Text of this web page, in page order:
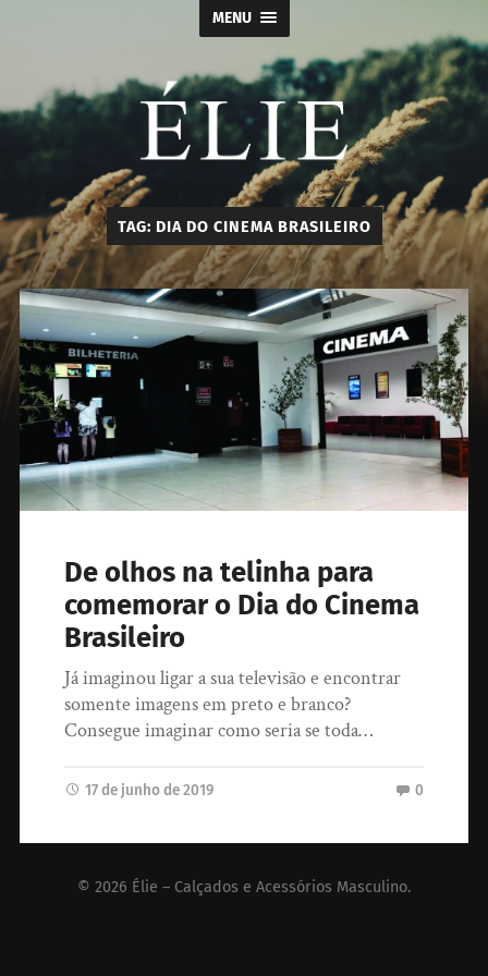
MENU
Élie
-
Calçados
e
Acessórios
Masculino
TAG: DIA DO CINEMA BRASILEIRO
De olhos na telinha para
comemorar o Dia do Cinema
Brasileiro
Já imaginou ligar a sua televisão e encontrar
somente imagens em preto e branco?
Consegue imaginar como seria se toda…
17 de junho de 2019 0
© 2026 Élie – Calçados e Acessórios Masculino.